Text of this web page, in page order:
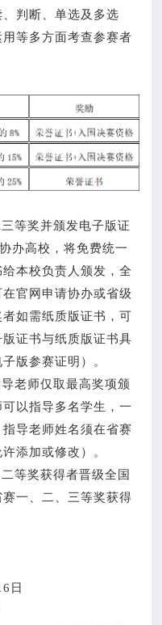
判断、单选及多选
等多方面考查参赛者
等奖并颁发电子版证
办高校，将免费统一
本校负责人颁发，全
官网申请协办或省级
如需纸质版证书，可
证书与纸质版证书具
版参赛证明）。
老师仅取最高奖项颁
以指导多名学生，一
导老师姓名须在省赛
添加或修改）。
等奖获得者晋级全国
一、二、三等奖获得
日